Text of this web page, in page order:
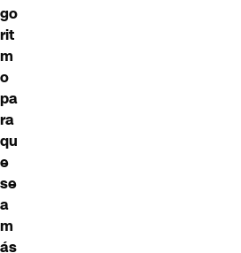
go
rit
m
o
pa
ra
qu
e
se
a
m
ás